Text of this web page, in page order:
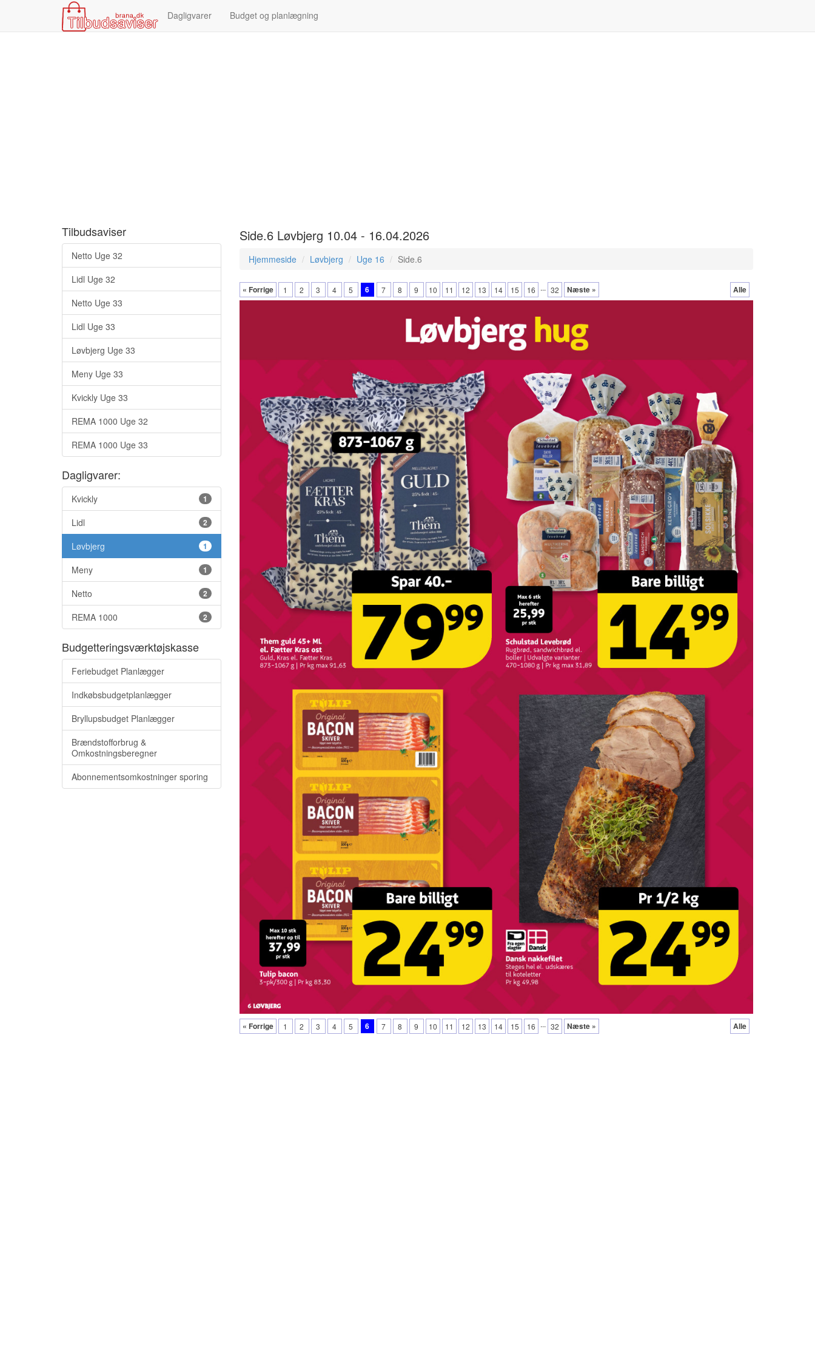
Dagligvarer Budget og planlægning
Tilbudsaviser
Netto Uge 32
Lidl Uge 32
Netto Uge 33
Lidl Uge 33
Løvbjerg Uge 33
Meny Uge 33
Kvickly Uge 33
REMA 1000 Uge 32
REMA 1000 Uge 33
Dagligvarer:
1
Kvickly
2
Lidl
1
Løvbjerg
1
Meny
2
Netto
2
REMA 1000
Budgetteringsværktøjskasse
Feriebudget Planlægger
Indkøbsbudgetplanlægger
Bryllupsbudget Planlægger
Brændstofforbrug &
Omkostningsberegner
Abonnementsomkostninger sporing
Side.6 Løvbjerg 10.04 - 16.04.2026
Hjemmeside Løvbjerg Uge 16 Side.6
« Forrige 1 2 3 4 5 6 7 8 9 10 11 12 13 14 15 16 ... 32 Næste » Alle
« Forrige 1 2 3 4 5 6 7 8 9 10 11 12 13 14 15 16 ... 32 Næste » Alle